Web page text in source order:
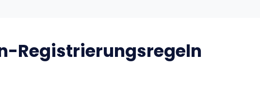
Registrierungsregeln